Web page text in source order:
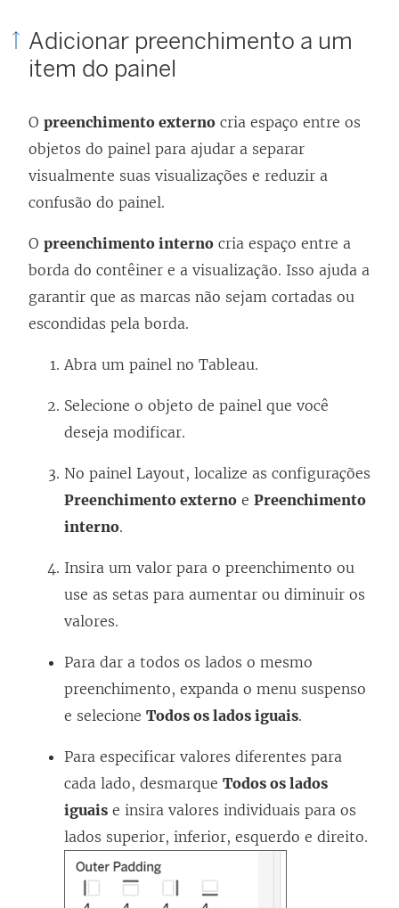
Adicionar preenchimento a um
item do painel
O preenchimento externo cria espaço entre os
objetos do painel para ajudar a separar
visualmente suas visualizações e reduzir a
confusão do painel.
O preenchimento interno cria espaço entre a
borda do contêiner e a visualização. Isso ajuda a
garantir que as marcas não sejam cortadas ou
escondidas pela borda.
Abra um painel no Tableau.
Selecione o objeto de painel que você
deseja modificar.
No painel Layout, localize as configurações
Preenchimento externo e Preenchimento
interno.
Insira um valor para o preenchimento ou
use as setas para aumentar ou diminuir os
valores.
Para dar a todos os lados o mesmo
preenchimento, expanda o menu suspenso
e selecione Todos os lados iguais.
Para especificar valores diferentes para
cada lado, desmarque Todos os lados
iguais e insira valores individuais para os
lados superior, inferior, esquerdo e direito.